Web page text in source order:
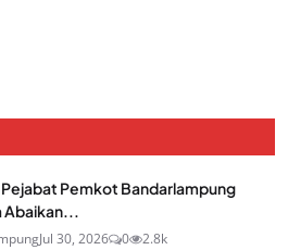
Pejabat Pemkot Bandarlampung
Abaikan...
Jul 30, 2026 0 2.8k